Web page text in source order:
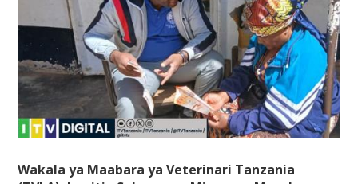
Wakala ya Maabara ya Veterinari Tanzania